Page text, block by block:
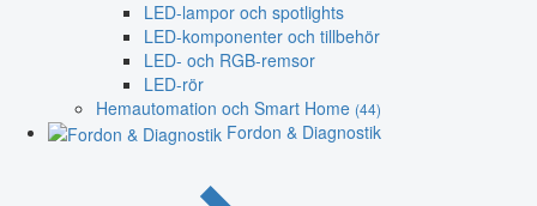
LED-lampor och spotlights
LED-komponenter och tillbehör
LED- och RGB-remsor
LED-rör
Hemautomation och Smart Home (44)
Fordon & Diagnostik